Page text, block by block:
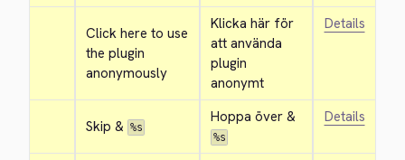
Click here to use
the plugin
anonymously
Klicka här för
att använda
plugin
anonymt
Details
Skip & %s
Hoppa över &
%s
Details